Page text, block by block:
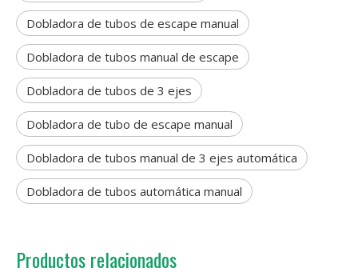
Dobladora de tubos de escape manual
Dobladora de tubos manual de escape
Dobladora de tubos de 3 ejes
Dobladora de tubo de escape manual
Dobladora de tubos manual de 3 ejes automática
Dobladora de tubos automática manual
Productos relacionados